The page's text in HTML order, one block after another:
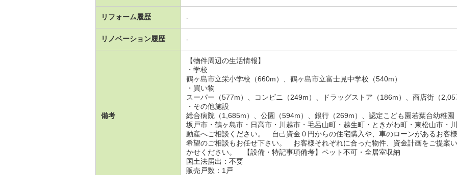
リフォーム履歴 -
リノベーション履歴 -
備考
【物件周辺の生活情報】
・学校
鶴ヶ島市立栄小学校（660m）、鶴ヶ島市立富士見中学校（540m）
・買い物
スーパー（577m）、コンビニ（249m）、ドラッグストア（186m）、商店街（
・その他施設
総合病院（1,685m）、公園（594m）、銀行（269m）、認定こども園若葉台幼稚園
坂戸市・鶴ヶ島市・日高市・川越市・毛呂山町・越生町・ときがわ町・東松山市・
動産へご相談ください。 自己資金０円からの住宅購入や、車のローンがあるお客
希望のご相談もお任せ下さい。 お客様それぞれに合った物件、資金計画をご提案
かせください。 【設備・特記事項備考】ペット不可・全居室収納
国土法届出：不要
販売戸数：1戸